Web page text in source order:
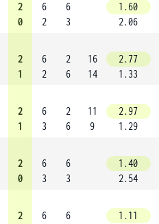
2
0
6
2
6
3
1.60
2.06
2
1
6
2
2
6
16
14
2.77
1.33
2
1
6
3
2
6
11
9
2.97
1.29
2
0
6
3
6
3
1.40
2.54
2
6
6
1.11